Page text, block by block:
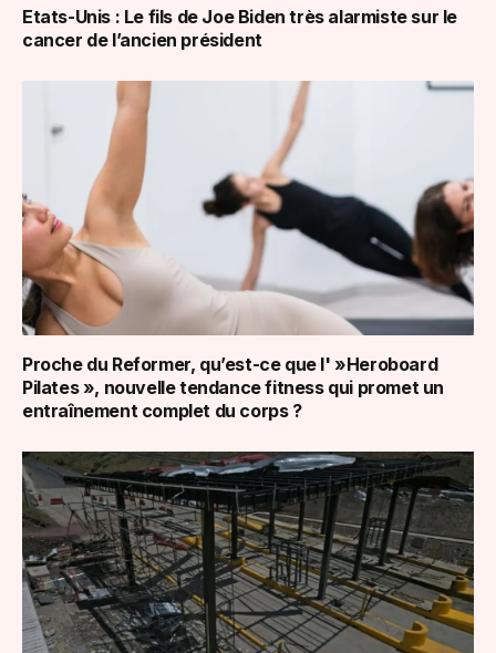
Etats-Unis : Le fils de Joe Biden très alarmiste sur le
cancer de l’ancien président
Proche du Reformer, qu’est-ce que l' »Heroboard
Pilates », nouvelle tendance fitness qui promet un
entraînement complet du corps ?